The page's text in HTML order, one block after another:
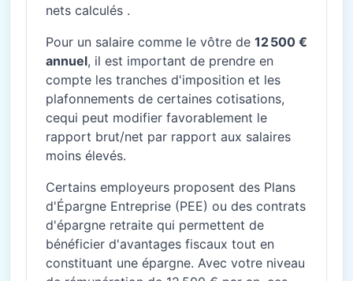
nets calculés .
Pour un salaire comme le vôtre de 12 500 €
annuel, il est important de prendre en
compte les tranches d'imposition et les
plafonnements de certaines cotisations,
cequi peut modifier favorablement le
rapport brut/net par rapport aux salaires
moins élevés.
Certains employeurs proposent des Plans
d'Épargne Entreprise (PEE) ou des contrats
d'épargne retraite qui permettent de
bénéficier d'avantages fiscaux tout en
constituant une épargne. Avec votre niveau